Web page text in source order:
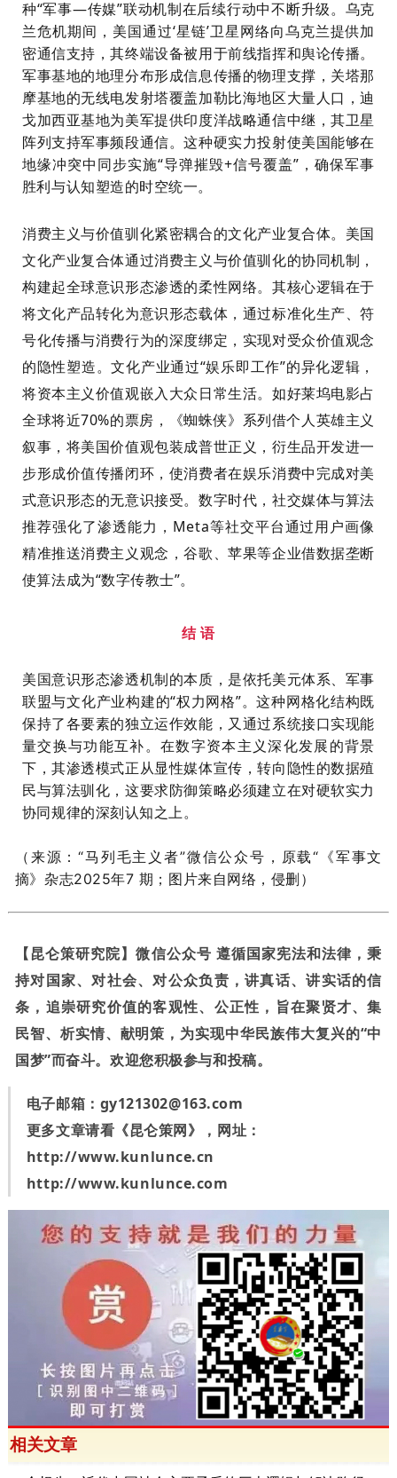
种“军事—传媒”联动机制在后续行动中不断升级。乌克
兰危机期间，美国通过‘星链’卫星网络向乌克兰提供加
密通信支持，其终端设备被用于前线指挥和舆论传播。
军事基地的地理分布形成信息传播的物理支撑，关塔那
摩基地的无线电发射塔覆盖加勒比海地区大量人口，迪
戈加西亚基地为美军提供印度洋战略通信中继，其卫星
阵列支持军事频段通信。这种硬实力投射使美国能够在
地缘冲突中同步实施“导弹摧毁+信号覆盖”，确保军事
胜利与认知塑造的时空统一。
消费主义与价值驯化紧密耦合的文化产业复合体。美国
文化产业复合体通过消费主义与价值驯化的协同机制，
构建起全球意识形态渗透的柔性网络。其核心逻辑在于
将文化产品转化为意识形态载体，通过标准化生产、符
号化传播与消费行为的深度绑定，实现对受众价值观念
的隐性塑造。文化产业通过“娱乐即工作”的异化逻辑，
将资本主义价值观嵌入大众日常生活。如好莱坞电影占
全球将近70%的票房，《蜘蛛侠》系列借个人英雄主义
叙事，将美国价值观包装成普世正义，衍生品开发进一
步形成价值传播闭环，使消费者在娱乐消费中完成对美
式意识形态的无意识接受。数字时代，社交媒体与算法
推荐强化了渗透能力，Meta等社交平台通过用户画像
精准推送消费主义观念，谷歌、苹果等企业借数据垄断
使算法成为“数字传教士”。
结 语
美国意识形态渗透机制的本质，是依托美元体系、军事
联盟与文化产业构建的“权力网格”。这种网格化结构既
保持了各要素的独立运作效能，又通过系统接口实现能
量交换与功能互补。在数字资本主义深化发展的背景
下，其渗透模式正从显性媒体宣传，转向隐性的数据殖
民与算法驯化，这要求防御策略必须建立在对硬软实力
协同规律的深刻认知之上。
（来源：“马列毛主义者”微信公众号，原载“ 《军事文
摘》杂志2025年7 期 ；图片来自网络，侵删）
【昆仑策研究院】微信公众号 遵循国家宪法和法律，秉
持对国家、对社会、对公众负责，讲真话、讲实话的信
条，追崇研究价值的客观性、公正性，旨在聚贤才、集
民智、析实情、献明策，为实现中华民族伟大复兴的“中
国梦”而奋斗。欢迎您积极参与和投稿。
电子邮箱： gy121302@163.com
更多文章请看《昆仑策网》，网址：
http://www.kunlunce.cn
http://www.kunlunce.com
相关文章